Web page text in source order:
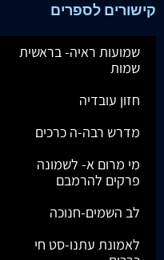
קישורים לספרים
שמועות ראיה- בראשית
שמות
חזון עובדיה
מדרש רבה-ה כרכים
מי מרום א- לשמונה
פרקים להרמבם
לב השמים-חנוכה
לאמונת עתנו-סט חי